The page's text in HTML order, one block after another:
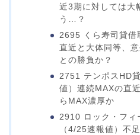
近3期に対しては大
う…？
2695 くら寿司貸借
直近と大体同等、
との勝負か？
2751 テンポスHD
値）連続MAXの直
らMAX濃厚か
2910 ロック・フィ
（4/25速報値）不